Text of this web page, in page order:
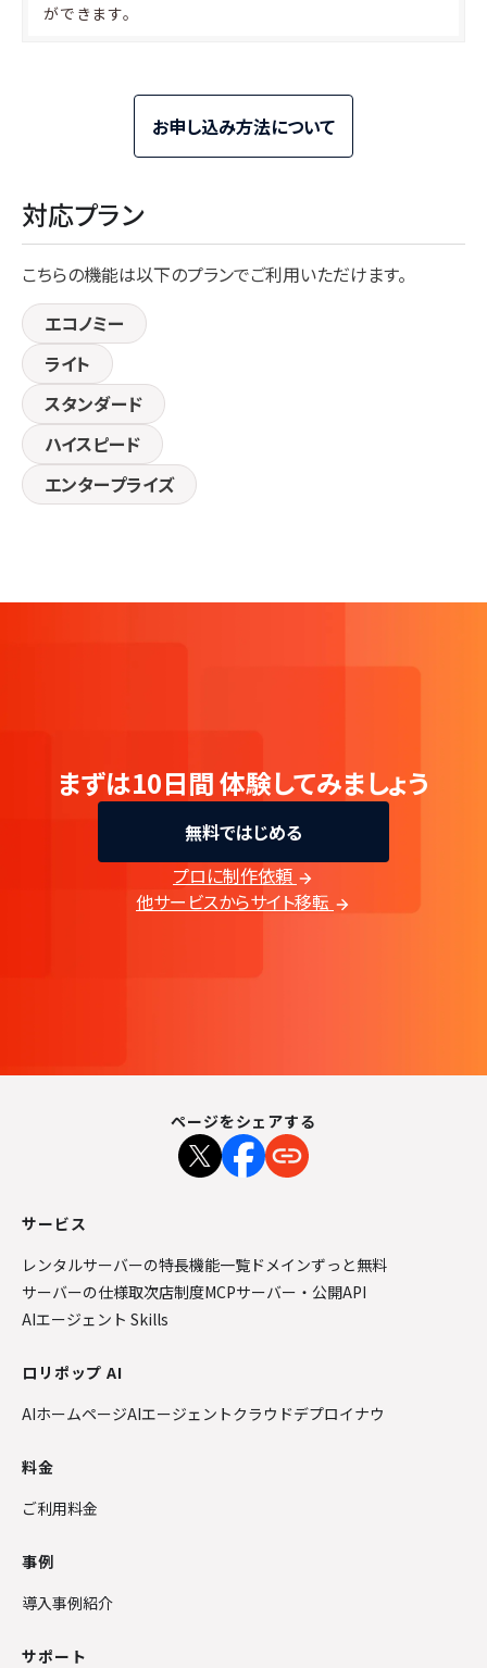
ができます。
お申し込み方法について
対応プラン
こちらの機能は以下のプランでご利用いただけます。
エコノミー
ライト
スタンダード
ハイスピード
エンタープライズ
まずは10日間体験してみましょう
無料ではじめる
プロに制作依頼
他サービスからサイト移転
ページをシェアする
サービス
レンタルサーバーの特長機能一覧 ドメインずっと無料
サーバーの仕様取次店制度MCPサーバー・公開API
AIエージェント Skills
ロリポップ AI
AIホームページAIエージェントクラウドデプロイナウ
料金
ご利用料金
事例
導入事例紹介
サポート